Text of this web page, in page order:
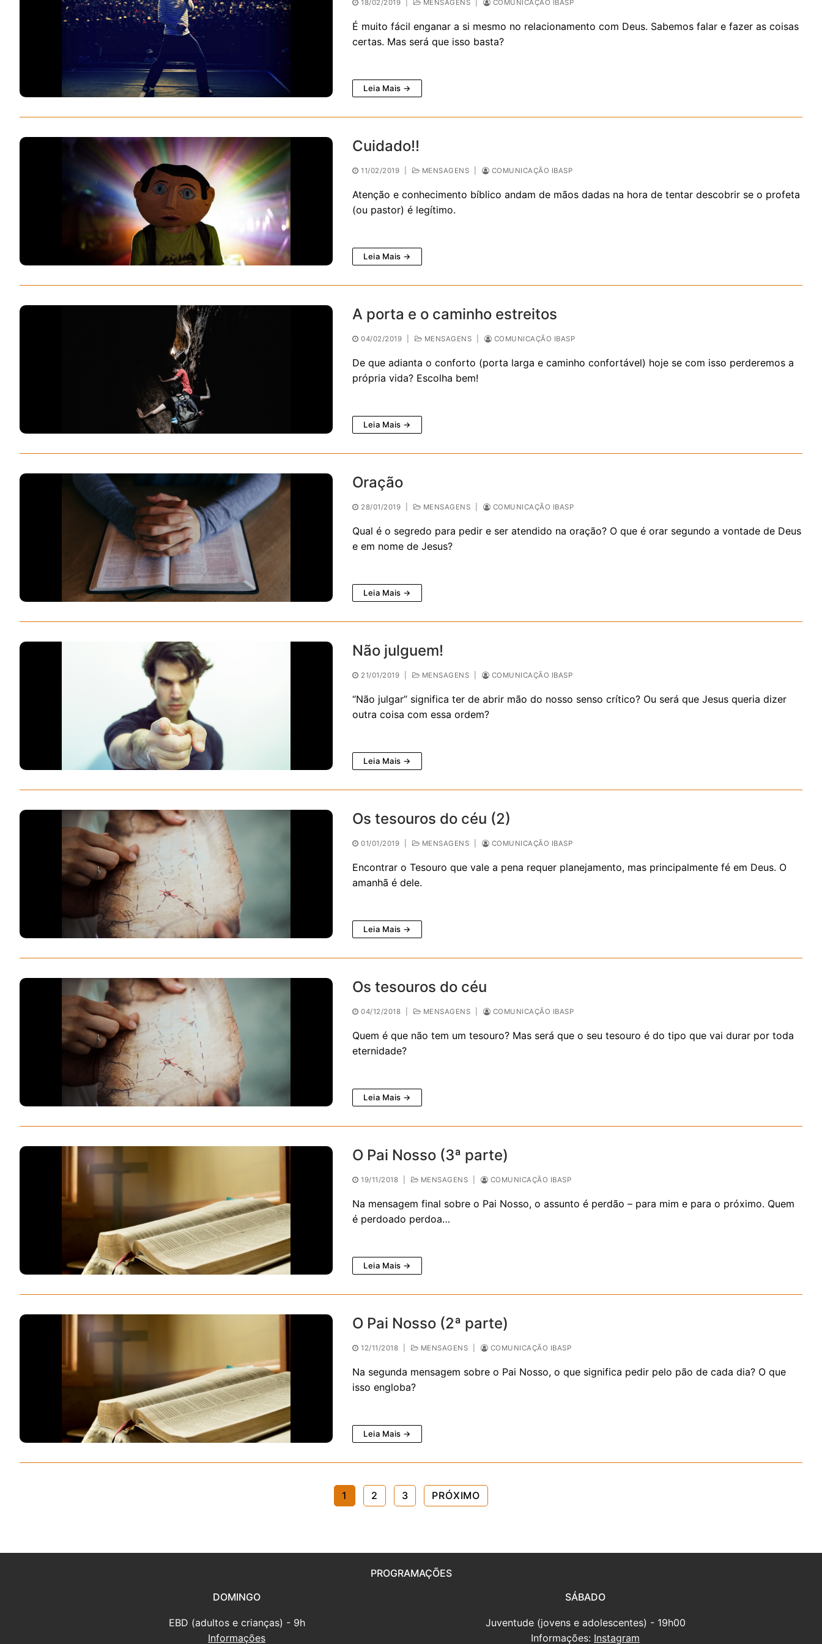
18/02/2019 MENSAGENS COMUNICAÇÃO IBASP
É muito fácil enganar a si mesmo no relacionamento com Deus. Sabemos falar e fazer as coisas
certas. Mas será que isso basta?
Leia Mais →
Cuidado!!
11/02/2019 MENSAGENS COMUNICAÇÃO IBASP
Atenção e conhecimento bíblico andam de mãos dadas na hora de tentar descobrir se o profeta
(ou pastor) é legítimo.
Leia Mais →
A porta e o caminho estreitos
04/02/2019 MENSAGENS COMUNICAÇÃO IBASP
De que adianta o conforto (porta larga e caminho confortável) hoje se com isso perderemos a
própria vida? Escolha bem!
Leia Mais →
Oração
28/01/2019 MENSAGENS COMUNICAÇÃO IBASP
Qual é o segredo para pedir e ser atendido na oração? O que é orar segundo a vontade de Deus
e em nome de Jesus?
Leia Mais →
Não julguem!
21/01/2019 MENSAGENS COMUNICAÇÃO IBASP
“Não julgar” significa ter de abrir mão do nosso senso crítico? Ou será que Jesus queria dizer
outra coisa com essa ordem?
Leia Mais →
Os tesouros do céu (2)
01/01/2019 MENSAGENS COMUNICAÇÃO IBASP
Encontrar o Tesouro que vale a pena requer planejamento, mas principalmente fé em Deus. O
amanhã é dele.
Leia Mais →
Os tesouros do céu
04/12/2018 MENSAGENS COMUNICAÇÃO IBASP
Quem é que não tem um tesouro? Mas será que o seu tesouro é do tipo que vai durar por toda
eternidade?
Leia Mais →
O Pai Nosso (3ª parte)
19/11/2018 MENSAGENS COMUNICAÇÃO IBASP
Na mensagem final sobre o Pai Nosso, o assunto é perdão – para mim e para o próximo. Quem
é perdoado perdoa…
Leia Mais →
O Pai Nosso (2ª parte)
12/11/2018 MENSAGENS COMUNICAÇÃO IBASP
Na segunda mensagem sobre o Pai Nosso, o que significa pedir pelo pão de cada dia? O que
isso engloba?
Leia Mais →
1 2 3 PRÓXIMO
PROGRAMAÇÕES
DOMINGO
EBD (adultos e crianças) - 9h
Informações
SÁBADO
Juventude (jovens e adolescentes) - 19h00
Informações: Instagram